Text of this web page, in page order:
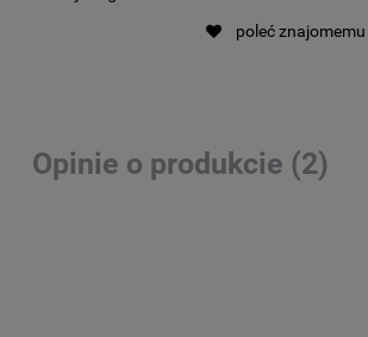
poleć znajomemu
Opinie o produkcie (2)